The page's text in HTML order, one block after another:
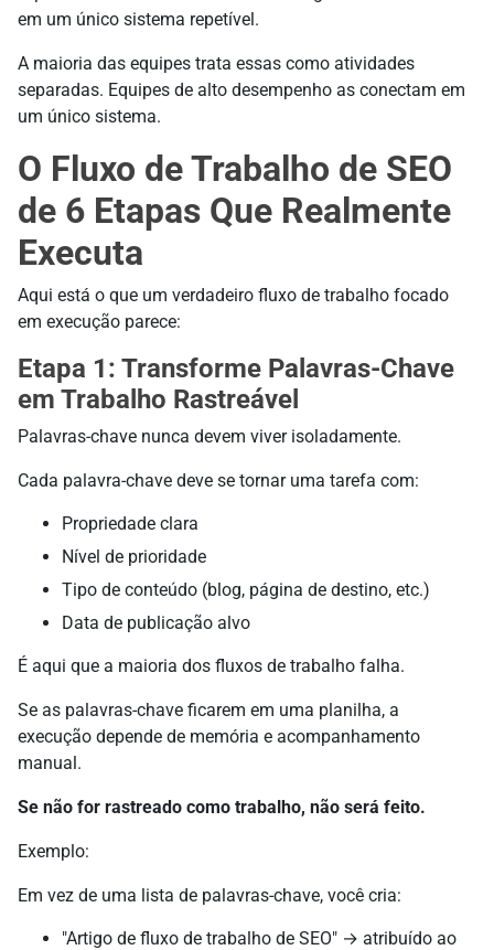
em um único sistema repetível.
A maioria das equipes trata essas como atividades
separadas. Equipes de alto desempenho as conectam em
um único sistema.
O Fluxo de Trabalho de SEO
de 6 Etapas Que Realmente
Executa
Aqui está o que um verdadeiro fluxo de trabalho focado
em execução parece:
Etapa 1: Transforme Palavras-Chave
em Trabalho Rastreável
Palavras-chave nunca devem viver isoladamente.
Cada palavra-chave deve se tornar uma tarefa com:
Propriedade clara
Nível de prioridade
Tipo de conteúdo (blog, página de destino, etc.)
Data de publicação alvo
É aqui que a maioria dos fluxos de trabalho falha.
Se as palavras-chave ficarem em uma planilha, a
execução depende de memória e acompanhamento
manual.
Se não for rastreado como trabalho, não será feito.
Exemplo:
Em vez de uma lista de palavras-chave, você cria:
"Artigo de fluxo de trabalho de SEO" → atribuído ao